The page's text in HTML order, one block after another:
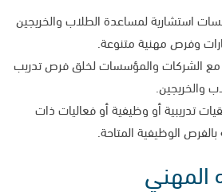
استشارية لمساعدة الطلاب والخريجين
وفرص مهنية متنوعة.
مع الشركات والمؤسسات لخلق فرص تدريب
والخريجين.
تدريبية أو وظيفية أو فعاليات ذات
الوظيفية المتاحة.
المهني